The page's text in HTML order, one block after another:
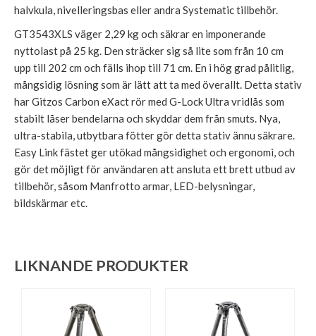
halvkula, nivelleringsbas eller andra Systematic tillbehör.
GT3543XLS väger 2,29 kg och säkrar en imponerande
nyttolast på 25 kg. Den sträcker sig så lite som från 10 cm
upp till 202 cm och fälls ihop till 71 cm. En i hög grad pålitlig,
mångsidig lösning som är lätt att ta med överallt. Detta stativ
har Gitzos Carbon eXact rör med G-Lock Ultra vridlås som
stabilt låser bendelarna och skyddar dem från smuts. Nya,
ultra-stabila, utbytbara fötter gör detta stativ ännu säkrare.
Easy Link fästet ger utökad mångsidighet och ergonomi, och
gör det möjligt för användaren att ansluta ett brett utbud av
tillbehör, såsom Manfrotto armar, LED-belysningar,
bildskärmar etc.
LIKNANDE PRODUKTER